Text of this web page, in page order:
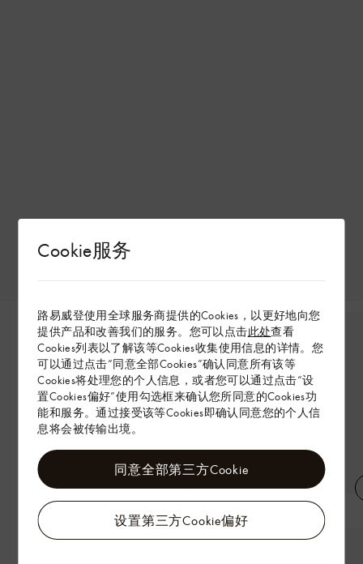
Cookie服务
路易威登使用全球服务商提供的Cookies，以更好地向您
提供产品和改善我们的服务。您可以点击此处查看
Cookies列表以了解该等Cookies收集使用信息的详情。您
可以通过点击“同意全部Cookies”确认同意所有该等
Cookies将处理您的个人信息，或者您可以通过点击“设
置Cookies偏好”使用勾选框来确认您所同意的Cookies功
能和服务。通过接受该等Cookies即确认同意您的个人信
息将会被传输出境。
设置第三方Cookie偏好
同意全部第三方Cookie
中号斜挎犬用牵绳